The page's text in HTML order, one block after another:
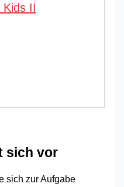
Kids II
sich vor
sich zur Aufgabe